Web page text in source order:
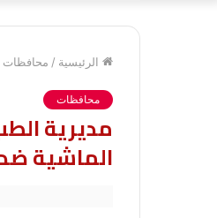
الرئيسية / محافظات
محافظات
مديرية
الماشية